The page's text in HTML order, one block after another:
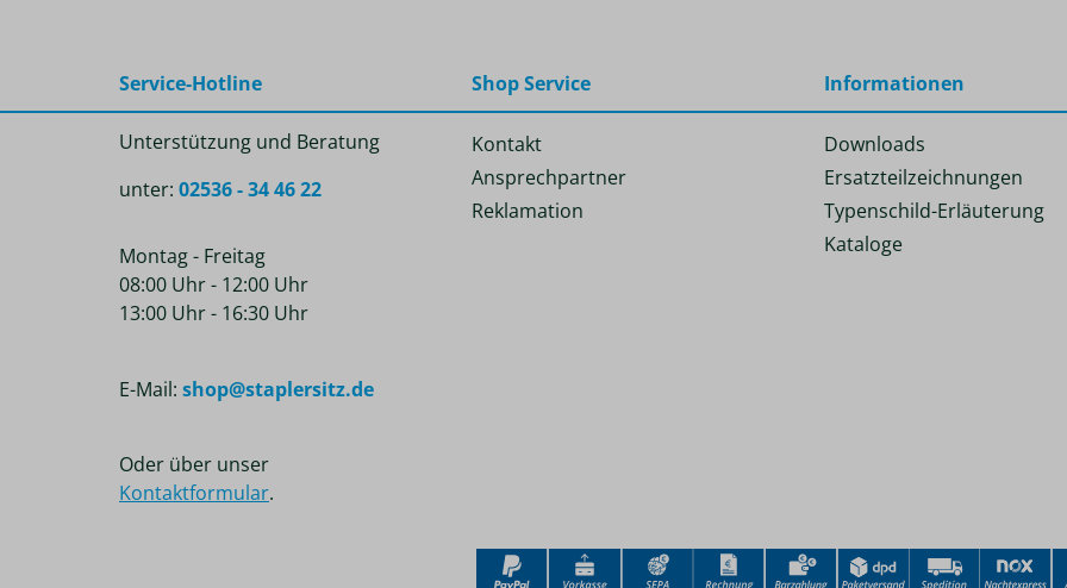
Service-Hotline
Unterstützung und Beratung
unter: 02536 - 34 46 22
Montag - Freitag
08:00 Uhr - 12:00 Uhr
13:00 Uhr - 16:30 Uhr
E-Mail: shop@staplersitz.de
Oder über unser
Kontaktformular.
Shop Service
Kontakt
Ansprechpartner
Reklamation
Informationen
Downloads
Ersatzteilzeichnungen
Typenschild-Erläuterung
Kataloge